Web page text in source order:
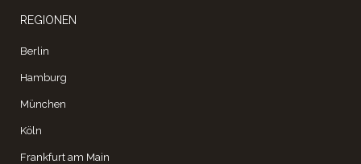
REGIONEN
Berlin
Hamburg
München
Köln
Frankfurt am Main